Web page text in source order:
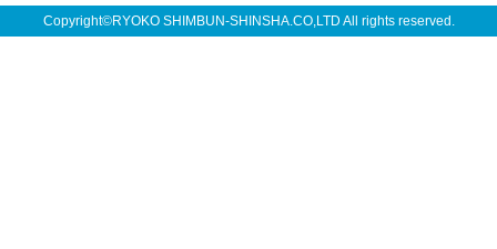
Copyright©RYOKO SHIMBUN-SHINSHA.CO,LTD All rights reserved.